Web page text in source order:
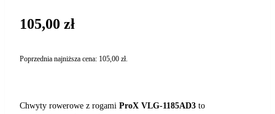
105,00 zł
Poprzednia najniższa cena: 105,00 zł.
Chwyty rowerowe z rogami ProX VLG-1185AD3 to